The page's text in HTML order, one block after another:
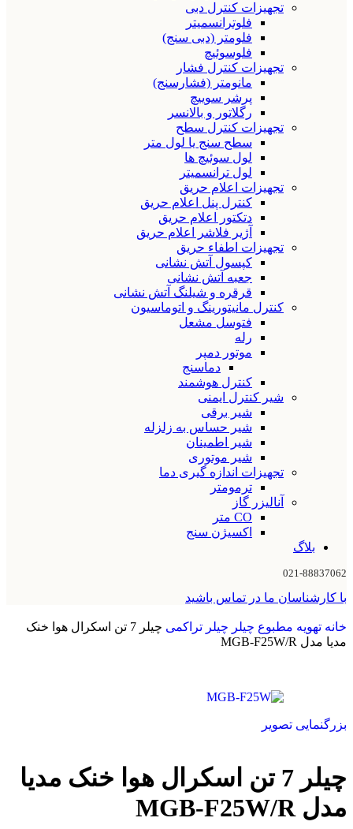
تجهیزات کنترل دبی
فلوترانسمیتر
فلومتر (دبی سنج)
فلوسوئیچ
تجهیزات کنترل فشار
مانومتر (فشارسنج)
پرشر سوییچ
رگلاتور و بالانسر
تجهیزات کنترل سطح
سطح سنج یا لول متر
لول سوئیچ ها
لول ترانسمیتر
تجهیزات اعلام حریق
کنترل پنل اعلام حریق
دتکتور اعلام حریق
آژیر فلاشر اعلام حریق
تجهیزات اطفاء حریق
کپسول آتش نشانی
جعبه آتش نشانی
قرقره و شیلنگ آتش نشانی
کنترل مانیتورینگ و اتوماسیون
فتوسل مشعل
رله
موتور دمپر
دماسنج
کنترل هوشمند
شیر کنترل ایمنی
شیر برقی
شیر حساس به زلزله
شیر اطمینان
شیر موتوری
تجهیزات اندازه گیری دما
ترمومتر
آنالیزر گاز
CO متر
اکسیژن سنج
بلاگ
021-88837062
با کارشناسان ما در تماس باشید
خانه تهویه مطبوع چیلر چیلر تراکمی
چیلر 7 تن اسکرال هوا خنک
مدیا مدل MGB-F25W/R
بزرگنمایی تصویر
چیلر 7 تن اسکرال هوا خنک مدیا
مدل MGB-F25W/R